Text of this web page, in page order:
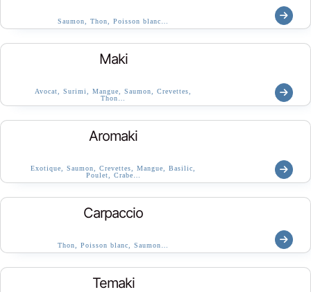
Saumon, Thon, Poisson blanc…
Maki
Avocat, Surimi, Mangue, Saumon, Crevettes,
Thon…
Aromaki
Exotique, Saumon, Crevettes, Mangue, Basilic,
Poulet, Crabe…
Carpaccio
Thon, Poisson blanc, Saumon…
Temaki